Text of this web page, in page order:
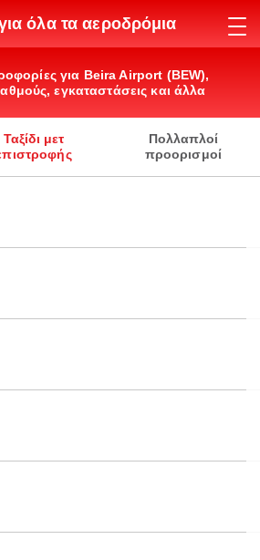
όλα τα αεροδρόμια
για Beira Airport (BEW),
εγκαταστάσεις και άλλα
Ταξίδι μετ
Πολλαπλοί
προορισμοί